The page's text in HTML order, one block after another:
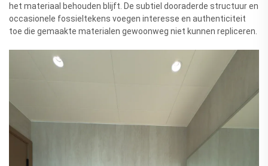
het materiaal behouden blijft. De subtiel dooraderde structuur en
occasionele fossieltekens voegen interesse en authenticiteit
toe die gemaakte materialen gewoonweg niet kunnen repliceren.